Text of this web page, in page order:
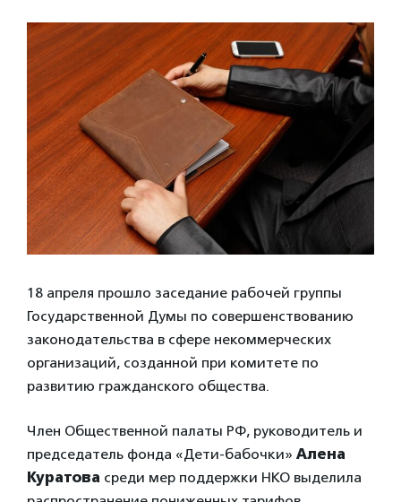
18 апреля прошло заседание рабочей группы
Государственной Думы по совершенствованию
законодательства в сфере некоммерческих
организаций, созданной при комитете по
развитию гражданского общества.
Член Общественной палаты РФ, руководитель и
председатель фонда «Дети-бабочки» Алена
Куратова среди мер поддержки НКО выделила